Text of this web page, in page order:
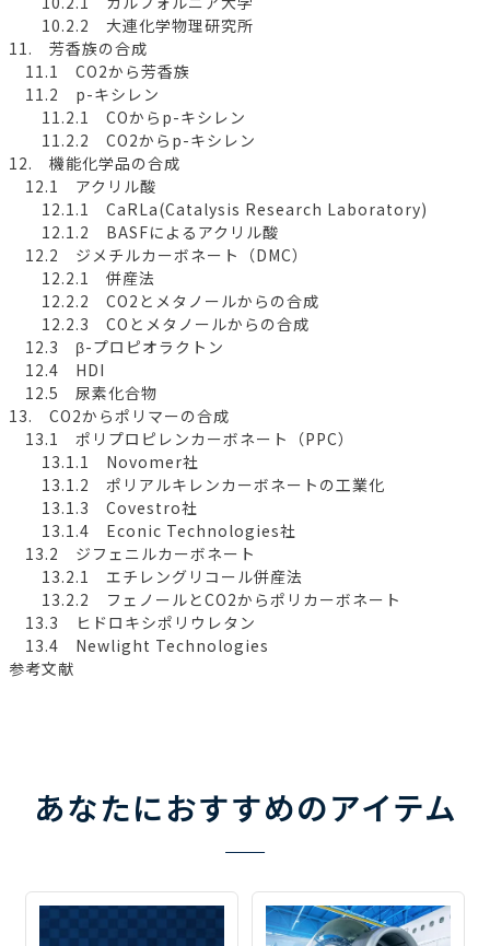
10.2.2 大連化学物理研究所
11. 芳香族の合成
11.1 CO2から芳香族
11.2 p-キシレン
11.2.1 COからp-キシレン
11.2.2 CO2からp-キシレン
12. 機能化学品の合成
12.1 アクリル酸
12.1.1 CaRLa(Catalysis Research Laboratory)
12.1.2 BASFによるアクリル酸
12.2 ジメチルカーボネート（DMC）
12.2.1 併産法
12.2.2 CO2とメタノールからの合成
12.2.3 COとメタノールからの合成
12.3 β-プロピオラクトン
12.4 HDI
12.5 尿素化合物
13. CO2からポリマーの合成
13.1 ポリプロピレンカーボネート（PPC）
13.1.1 Novomer社
13.1.2 ポリアルキレンカーボネートの工業化
13.1.3 Covestro社
13.1.4 Econic Technologies社
13.2 ジフェニルカーボネート
13.2.1 エチレングリコール併産法
13.2.2 フェノールとCO2からポリカーボネート
13.3 ヒドロキシポリウレタン
13.4 Newlight Technologies
参考文献
あなたにおすすめのアイテム